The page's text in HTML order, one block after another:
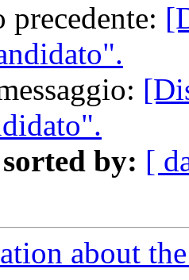
precedente:
sorted by: [
about